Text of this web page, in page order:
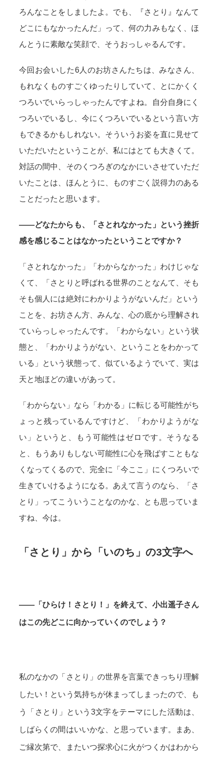
ろんなことをしましたよ。でも、『さとり』なんて
どこにもなかったんだ」って、何の力みもなく、ほ
んとうに素敵な笑顔で、そうおっしゃるんです。
今回お会いした6人のお坊さんたちは、みなさん、
もれなくものすごくゆったりしていて、とにかくく
つろいでいらっしゃったんですよね。自分自身にく
つろいでいるし、今にくつろいでいるという言い方
もできるかもしれない。そういうお姿を直に見せて
いただいたということが、私にはとても大きくて。
対話の間中、そのくつろぎのなかにいさせていただ
いたことは、ほんとうに、ものすごく説得力のある
ことだったと思います。
——どなたからも、「さとれなかった」という挫折
感を感じることはなかったということですか？
「さとれなかった」「わからなかった」わけじゃな
くて、「さとりと呼ばれる世界のことなんて、そも
そも個人には絶対にわかりようがないんだ」という
ことを、お坊さん方、みんな、心の底から理解され
ていらっしゃったんです。「わからない」という状
態と、「わかりようがない、ということをわかって
いる」という状態って、似ているようでいて、実は
天と地ほどの違いがあって。
「わからない」なら「わかる」に転じる可能性がち
ょっと残っているんですけど、「わかりようがな
い」というと、もう可能性はゼロです。そうなる
と、もうありもしない可能性に心を飛ばすこともな
くなってくるので、完全に「今ここ」にくつろいで
生きていけるようになる。あえて言うのなら、「さ
とり」ってこういうことなのかな、とも思っていま
すね、今は。
「さとり」から「いのち」の3文字へ
——「ひらけ！さとり！」を終えて、小出遥子さん
はこの先どこに向かっていくのでしょう？
私のなかの「さとり」の世界を言葉できっちり理解
したい！という気持ちが休まってしまったので、も
う「さとり」という3文字をテーマにした活動は、
しばらくの間はいいかな、と思っています。まあ、
ご縁次第で、またいつ探求心に火がつくかはわから